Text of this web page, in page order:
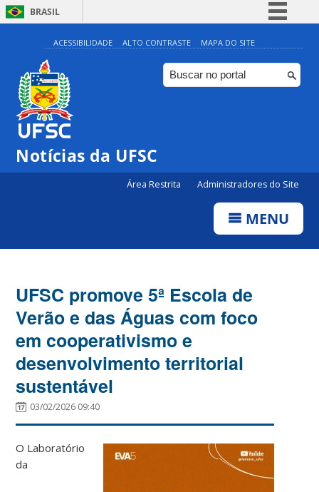
BRASIL
Simplifique!
Comunica BR
Participe
ACESSIBILIDADE ALTO CONTRASTE MAPA DO SITE
Notícias da UFSC
Área Restrita Administradores do Site
MENU
UFSC promove 5ª Escola de
Verão e das Águas com foco
em cooperativismo e
desenvolvimento territorial
sustentável
03/02/2026 09:40
O Laboratório
da